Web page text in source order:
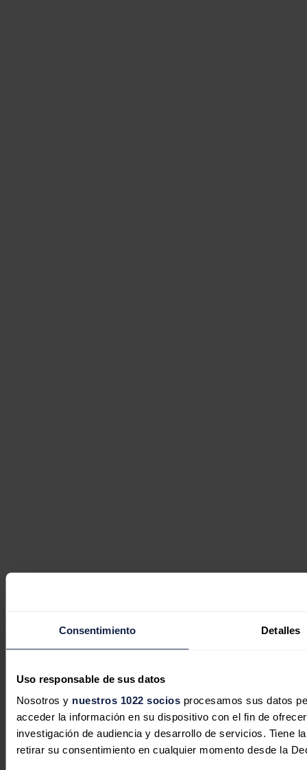
Consentimiento Detalles
Uso responsable de sus datos
Nosotros y nuestros 1022 sociosprocesamos sus datos
acceder la información en su dispositivo con el fin de
investigación de audiencia y desarrollo de servicios. Tiene
retirar su consentimiento en cualquier momento desde la